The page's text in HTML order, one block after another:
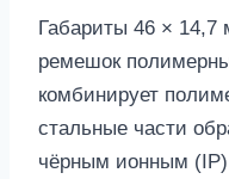
Габариты 46 ×
ремешок
комбинирует
стальные части
чёрным ионным